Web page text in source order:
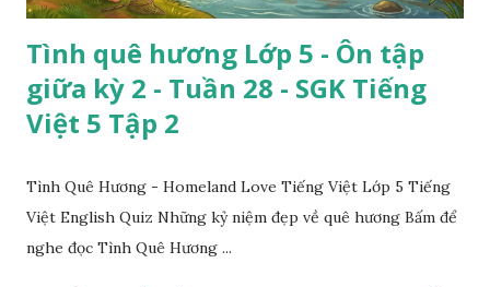
Tình quê hương Lớp 5 - Ôn tập
giữa kỳ 2 - Tuần 28 - SGK Tiếng
Việt 5 Tập 2
Tình Quê Hương - Homeland Love Tiếng Việt Lớp 5 Tiếng
Việt English Quiz Những kỷ niệm đẹp về quê hương Bấm để
nghe đọc Tình Quê Hương ...